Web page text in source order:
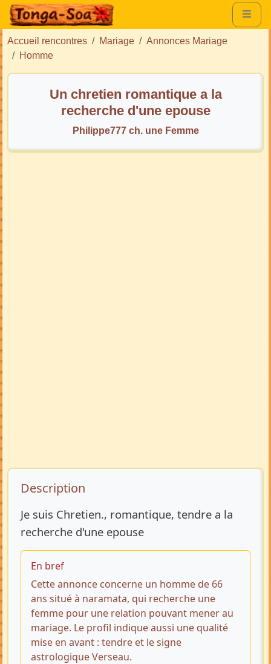
Accueil rencontres Mariage
Annonces Mariage
Homme
Un chretien romantique a la
recherche d'une epouse
Philippe777 ch. une Femme
Description de l’annonce
Description
Je suis Chretien., romantique, tendre a la
recherche d'une epouse
En bref
Cette annonce concerne un homme de 66
ans situé à naramata, qui recherche une
femme pour une relation pouvant mener au
mariage. Le profil indique aussi une qualité
mise en avant : tendre et le signe
astrologique Verseau.